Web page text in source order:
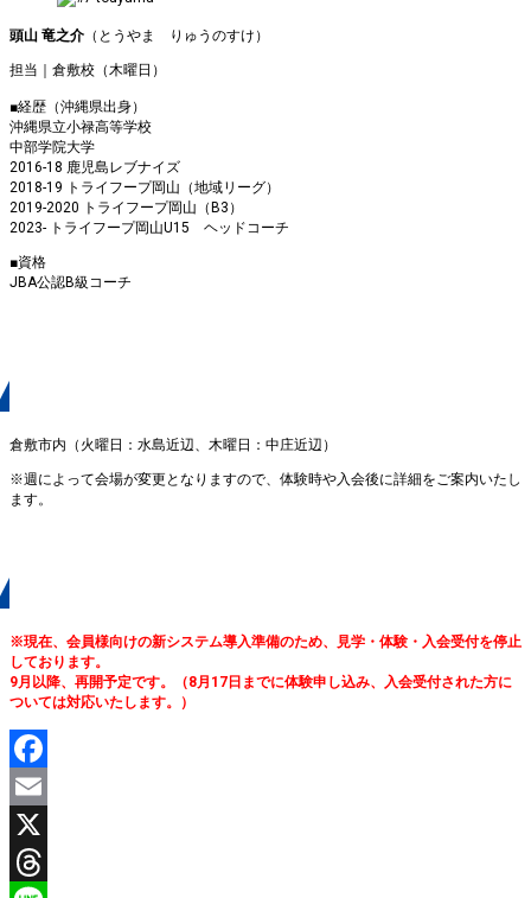
頭山 竜之介 （とうやま りゅうのすけ）
担当｜倉敷校（木曜日）
■経歴（沖縄県出身）
沖縄県立小禄高等学校
中部学院大学
2016-18 鹿児島レブナイズ
2018-19 トライフープ岡山（地域リーグ）
2019-2020 トライフープ岡山（B3）
2023- トライフープ岡山U15 ヘッドコーチ
■資格
JBA公認B級コーチ
倉敷市内（火曜日：水島近辺、木曜日：中庄近辺）
※週によって会場が変更となりますので、体験時や入会後に詳細をご案内いたし
ます。
※現在、会員様向けの新システム導入準備のため、見学・体験・入会受付を停止
しております。
9月以降、再開予定です。（8月17日までに体験申し込み、入会受付された方に
ついては対応いたします。）
Facebook
Email
X